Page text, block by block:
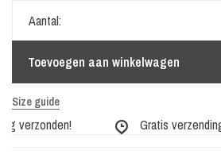
Aantal:
Toevoegen aan winkelwagen
Size guide
verzonden! Gratis